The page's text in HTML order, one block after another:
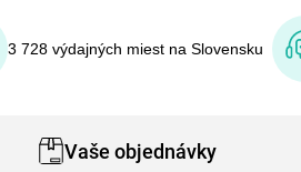
3 728 výdajných miest na Slovensku
Vaše objednávky